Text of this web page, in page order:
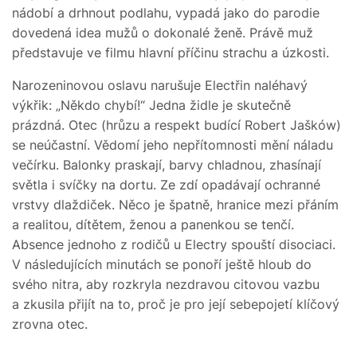
nádobí a drhnout podlahu, vypadá jako do parodie
dovedená idea mužů o dokonalé ženě. Právě muž
představuje ve filmu hlavní příčinu strachu a úzkosti.
Narozeninovou oslavu narušuje Electřin naléhavý
výkřik: „Někdo chybí!“ Jedna židle je skutečně
prázdná. Otec (hrůzu a respekt budící Robert Jašków)
se neúčastní. Vědomí jeho nepřítomnosti mění náladu
večírku. Balonky praskají, barvy chladnou, zhasínají
světla i svíčky na dortu. Ze zdí opadávají ochranné
vrstvy dlaždiček. Něco je špatně, hranice mezi přáním
a realitou, dítětem, ženou a panenkou se tenčí.
Absence jednoho z rodičů u Electry spouští disociaci.
V následujících minutách se ponoří ještě hloub do
svého nitra, aby rozkryla nezdravou citovou vazbu
a zkusila přijít na to, proč je pro její sebepojetí klíčový
zrovna otec.